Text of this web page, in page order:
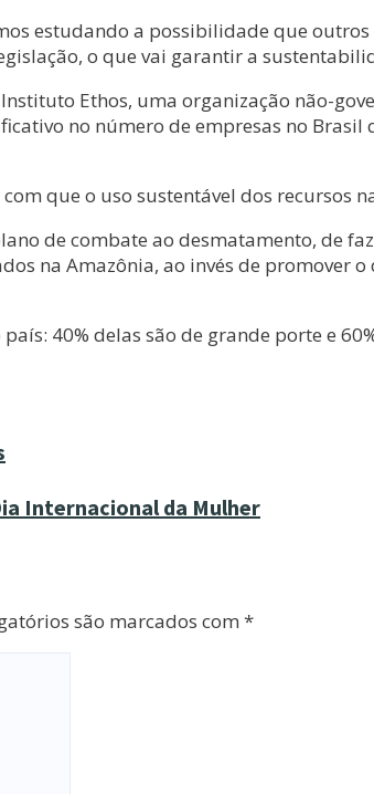
estudando a possibilidade que
o que vai garantir a
Ethos, uma organização não-
no número de empresas no
que o uso sustentável dos recursos
de combate ao desmatamento, de
na Amazônia, ao invés de promover
40% delas são de grande porte e
Internacional da Mulher
são marcados com *